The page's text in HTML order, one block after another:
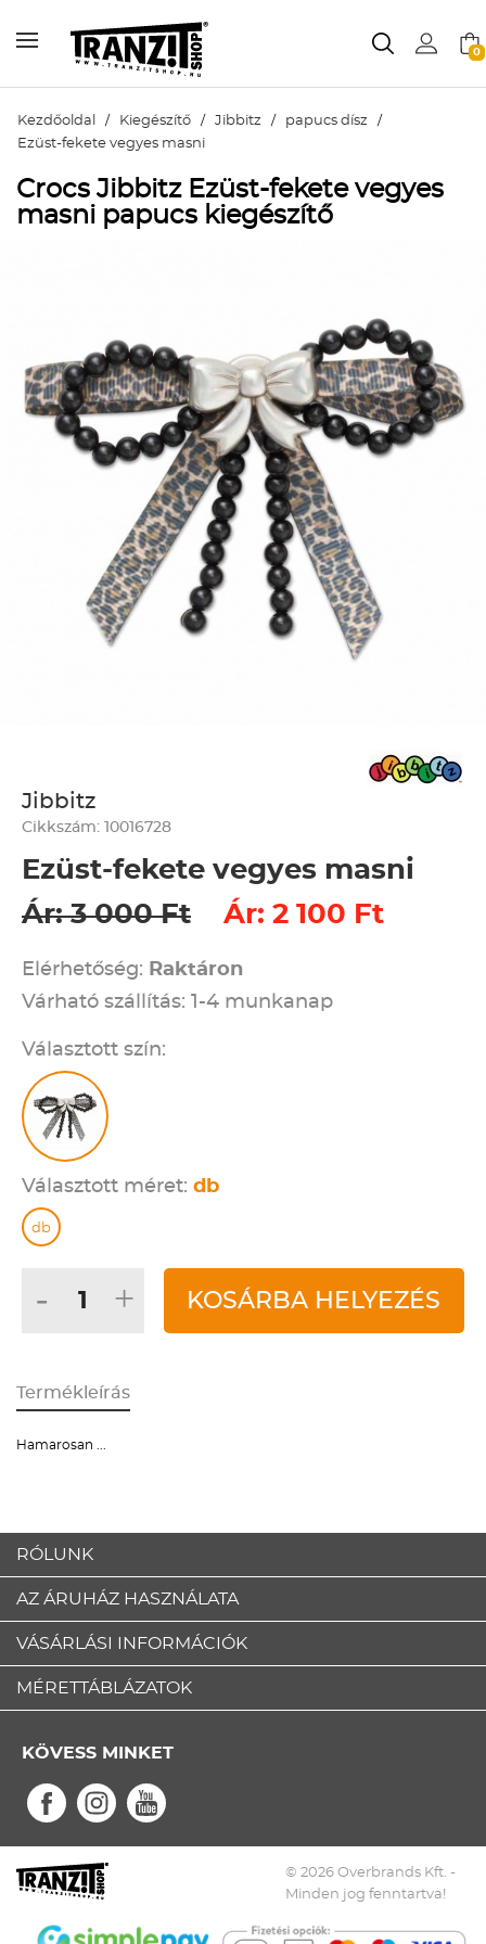
0
Kezdőoldal / Kiegészítő / Jibbitz / papucs dísz /
Ezüst-fekete vegyes masni
Crocs Jibbitz Ezüst-fekete vegyes
masni papucs kiegészítő
Jibbitz
Cikkszám: 10016728
Ezüst-fekete vegyes masni
Ár: 3 000 Ft
Ár: 2 100 Ft
Elérhetőség: Raktáron
Várható szállítás: 1-4 munkanap
Választott szín:
Választott méret: db
db
- + KOSÁRBA HELYEZÉS
Termékleírás
Hamarosan ...
RÓLUNK
AZ ÁRUHÁZ HASZNÁLATA
VÁSÁRLÁSI INFORMÁCIÓK
MÉRETTÁBLÁZATOK
KÖVESS MINKET
© 2026 Overbrands Kft. -
Minden jog fenntartva!